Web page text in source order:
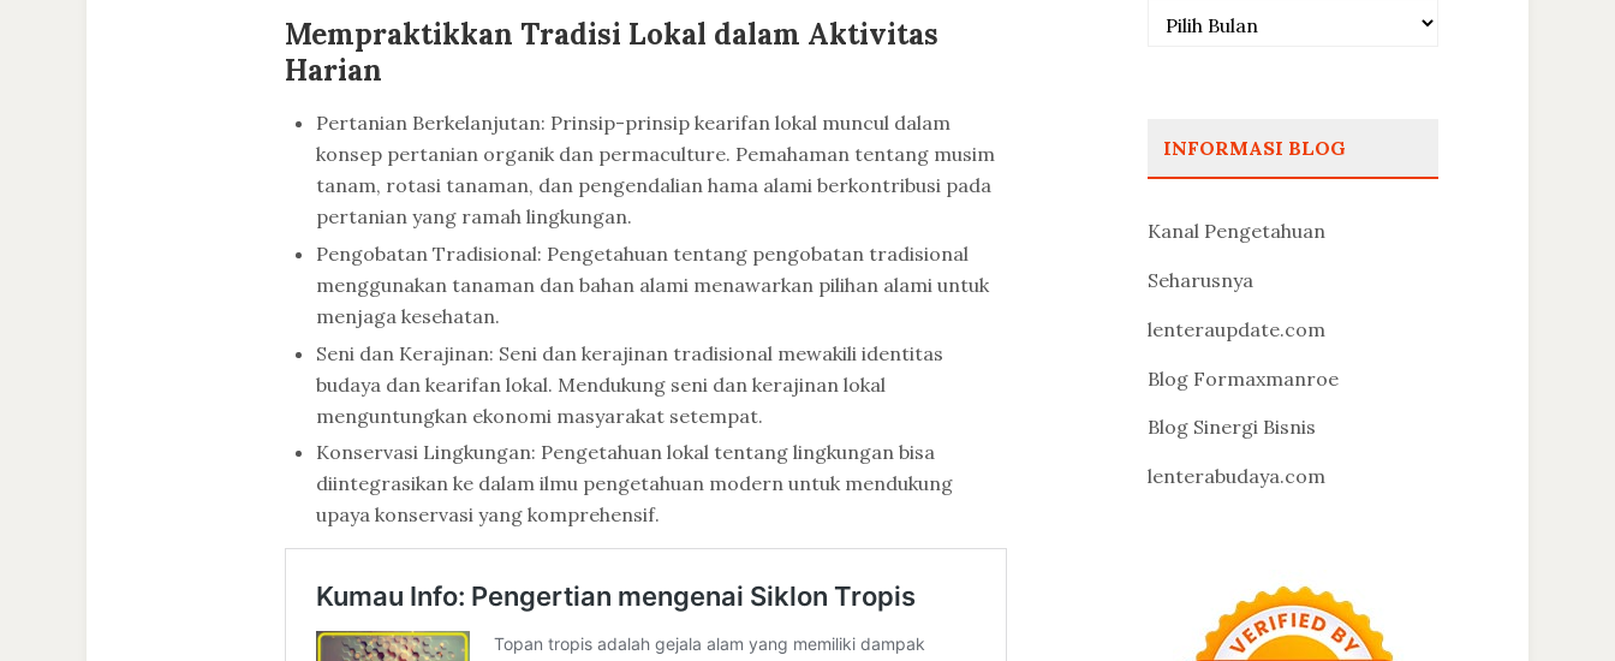
Mempraktikkan Tradisi Lokal dalam Aktivitas
Harian
Pertanian Berkelanjutan: Prinsip-prinsip kearifan lokal muncul dalam
konsep pertanian organik dan permaculture. Pemahaman tentang musim
tanam, rotasi tanaman, dan pengendalian hama alami berkontribusi pada
pertanian yang ramah lingkungan.
Pengobatan Tradisional: Pengetahuan tentang pengobatan tradisional
menggunakan tanaman dan bahan alami menawarkan pilihan alami untuk
menjaga kesehatan.
Seni dan Kerajinan: Seni dan kerajinan tradisional mewakili identitas
budaya dan kearifan lokal. Mendukung seni dan kerajinan lokal
menguntungkan ekonomi masyarakat setempat.
Konservasi Lingkungan: Pengetahuan lokal tentang lingkungan bisa
diintegrasikan ke dalam ilmu pengetahuan modern untuk mendukung
upaya konservasi yang komprehensif.
Arsip
INFORMASI BLOG
Kanal Pengetahuan
Seharusnya
lenteraupdate.com
Blog Formaxmanroe
Blog Sinergi Bisnis
lenterabudaya.com